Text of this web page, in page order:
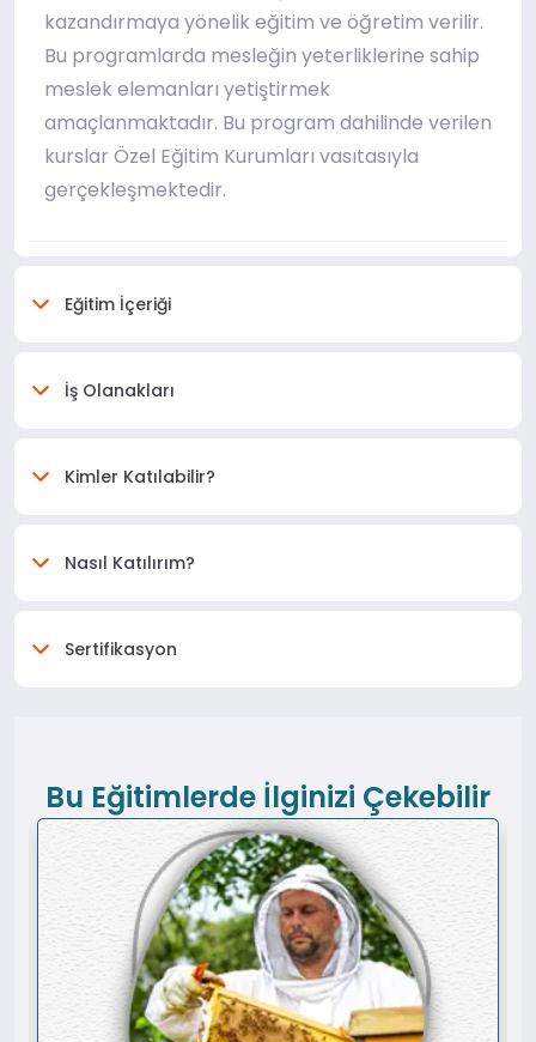
kazandırmaya yönelik eğitim ve öğretim verilir.
Bu programlarda mesleğin yeterliklerine sahip
meslek elemanları yetiştirmek
amaçlanmaktadır. Bu program dahilinde verilen
kurslar Özel Eğitim Kurumları vasıtasıyla
gerçekleşmektedir.
Eğitim İçeriği
İş Olanakları
Kimler Katılabilir?
Nasıl Katılırım?
Sertifikasyon
Bu Eğitimlerde İlginizi Çekebilir